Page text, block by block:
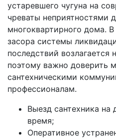
устаревшего чугуна на
чреваты неприятностями
многоквартирного дома.
засора системы
последствий возлагается
поэтому важно доверить
сантехническими
профессионалам.
Выезд сантехника
время;
Оперативное